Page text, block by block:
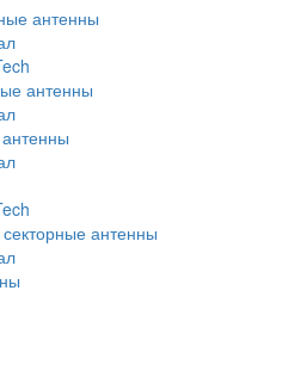
антенны
антенны
антенны